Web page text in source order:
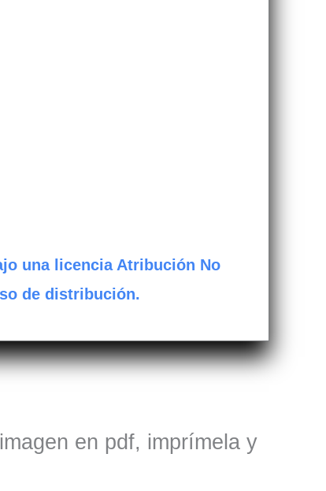
una licencia Atribución No
de distribución.
en pdf, imprímela y